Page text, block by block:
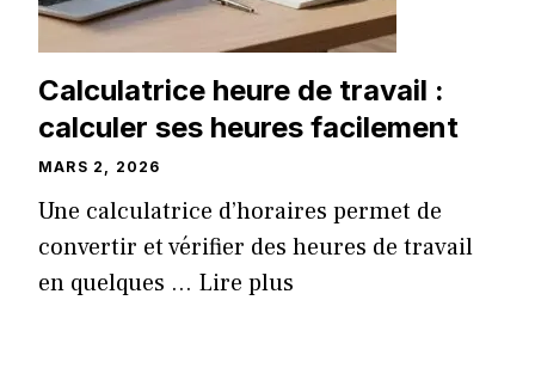
Calculatrice heure de travail :
calculer ses heures facilement
MARS 2, 2026
Une calculatrice d’horaires permet de
convertir et vérifier des heures de travail
en quelques ... Lire plus